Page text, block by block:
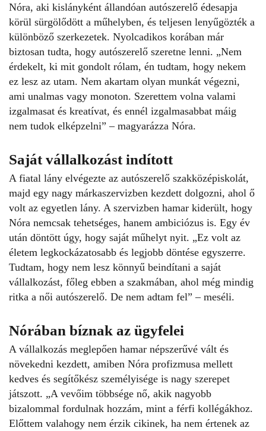
Nóra, aki kislányként állandóan autószerelő édesapja
körül sürgölődött a műhelyben, és teljesen lenyűgözték a
különböző szerkezetek. Nyolcadikos korában már
biztosan tudta, hogy autószerelő szeretne lenni. „Nem
érdekelt, ki mit gondolt rólam, én tudtam, hogy nekem
ez lesz az utam. Nem akartam olyan munkát végezni,
ami unalmas vagy monoton. Szerettem volna valami
izgalmasat és kreatívat, és ennél izgalmasabbat máig
nem tudok elképzelni” – magyarázza Nóra.
Saját vállalkozást indított
A fiatal lány elvégezte az autószerelő szakközépiskolát,
majd egy nagy márkaszervizben kezdett dolgozni, ahol ő
volt az egyetlen lány. A szervizben hamar kiderült, hogy
Nóra nemcsak tehetséges, hanem ambiciózus is. Egy év
után döntött úgy, hogy saját műhelyt nyit. „Ez volt az
életem legkockázatosabb és legjobb döntése egyszerre.
Tudtam, hogy nem lesz könnyű beindítani a saját
vállalkozást, főleg ebben a szakmában, ahol még mindig
ritka a női autószerelő. De nem adtam fel” – meséli.
Nórában bíznak az ügyfelei
A vállalkozás meglepően hamar népszerűvé vált és
növekedni kezdett, amiben Nóra profizmusa mellett
kedves és segítőkész személyisége is nagy szerepet
játszott. „A vevőim többsége nő, akik nagyobb
bizalommal fordulnak hozzám, mint a férfi kollégákhoz.
Előttem valahogy nem érzik cikinek, ha nem értenek az